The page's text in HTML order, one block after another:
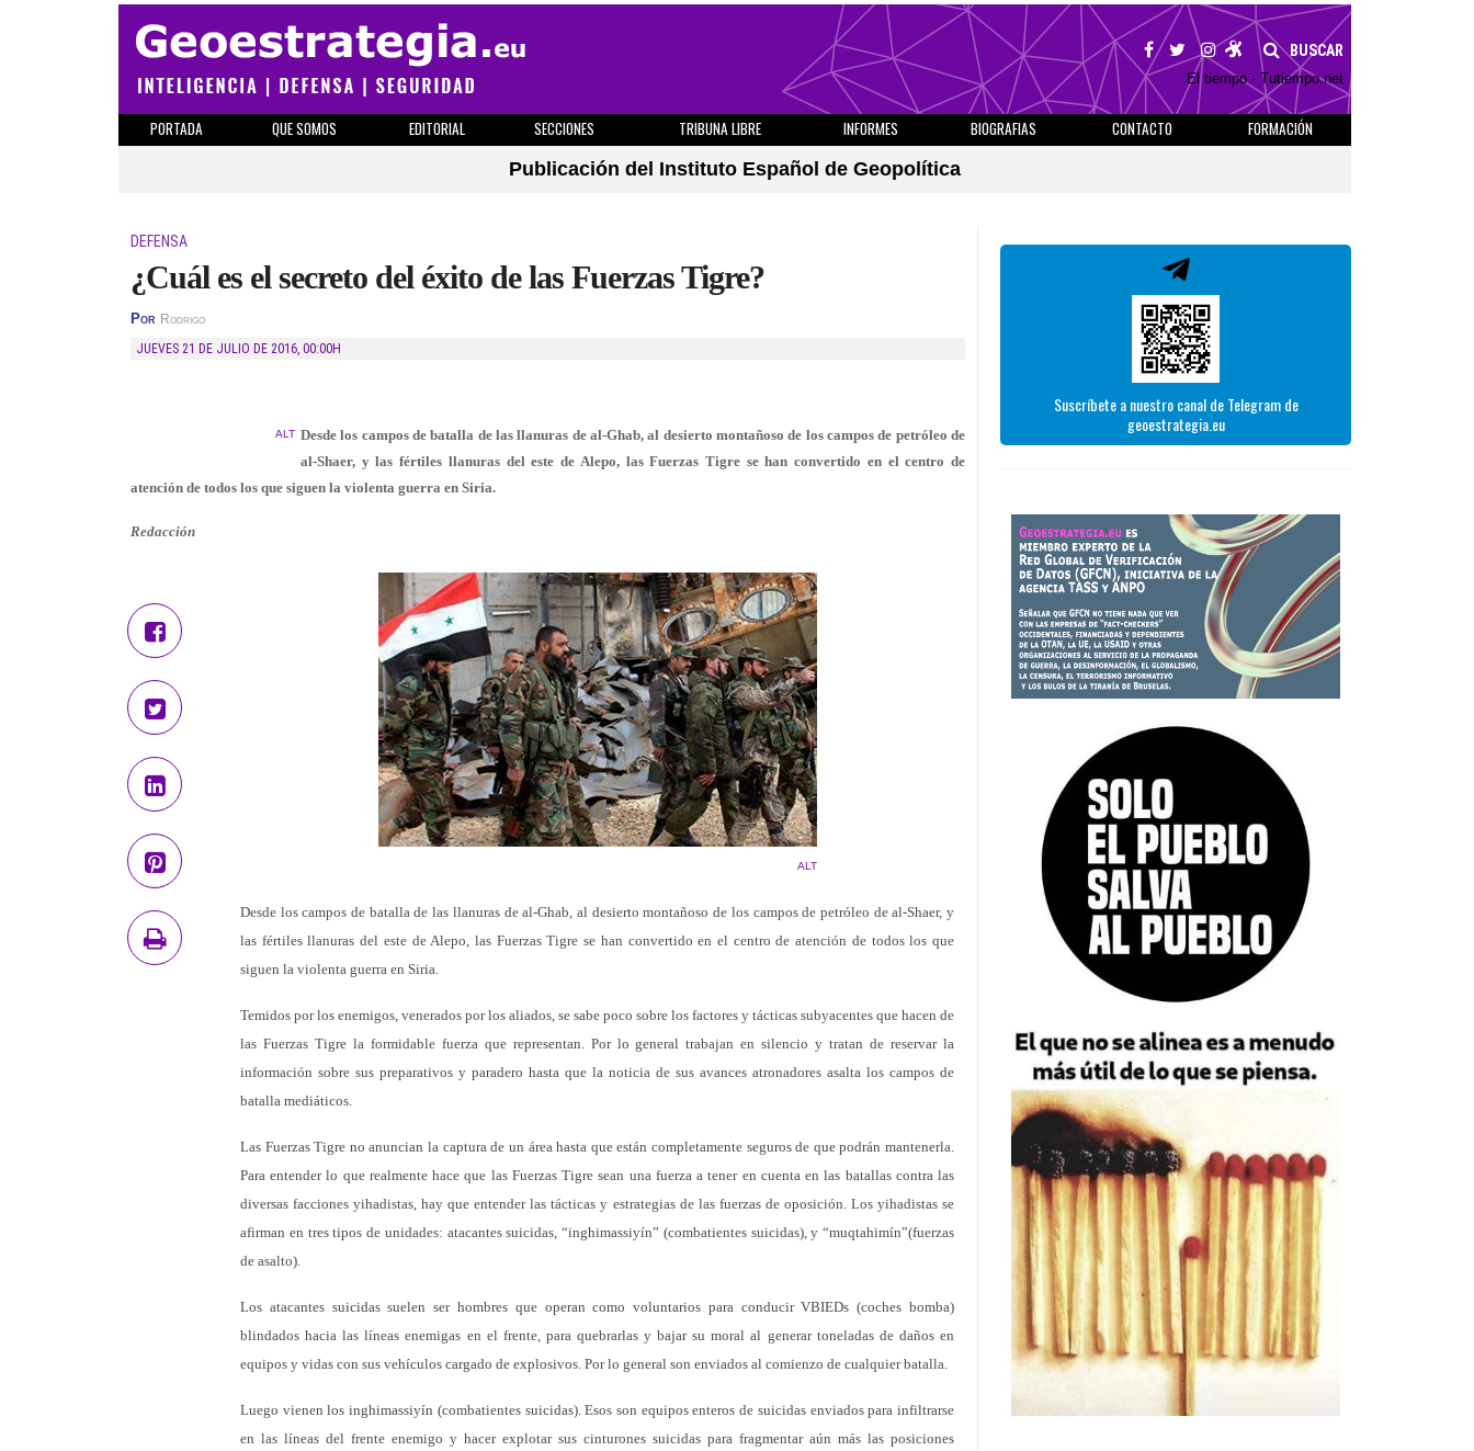
BUSCAR
El tiempo - Tutiempo.net
PORTADA QUE SOMOS EDITORIAL SECCIONES TRIBUNA LIBRE INFORMES BIOGRAFIAS CONTACTO
FORMACIÓN
Publicación del Instituto Español de Geopolítica
DEFENSA
¿Cuál es el secreto del éxito de las Fuerzas Tigre?
Por Rodrigo
JUEVES 21 DE JULIO DE 2016, 00:00H
ALT Desde los campos de batalla de las llanuras de al-Ghab, al desierto montañoso de los campos de petróleo de
al-Shaer, y las fértiles llanuras del este de Alepo, las Fuerzas Tigre se han convertido en el centro de
atención de todos los que siguen la violenta guerra en Siria.
Redacción
ALT
Desde los campos de batalla de las llanuras de al-Ghab, al desierto montañoso de los campos de petróleo de al-Shaer, y
las fértiles llanuras del este de Alepo, las Fuerzas Tigre se han convertido en el centro de atención de todos los que
siguen la violenta guerra en Siria.
Temidos por los enemigos, venerados por los aliados, se sabe poco sobre los factores y tácticas subyacentes que hacen de
las Fuerzas Tigre la formidable fuerza que representan. Por lo general trabajan en silencio y tratan de reservar la
información sobre sus preparativos y paradero hasta que la noticia de sus avances atronadores asalta los campos de
batalla mediáticos.
Las Fuerzas Tigre no anuncian la captura de un área hasta que están completamente seguros de que podrán mantenerla.
Para entender lo que realmente hace que las Fuerzas Tigre sean una fuerza a tener en cuenta en las batallas contra las
diversas facciones yihadistas, hay que entender las tácticas y estrategias de las fuerzas de oposición. Los yihadistas se
afirman en tres tipos de unidades: atacantes suicidas, “inghimassiyín” (combatientes suicidas), y “muqtahimín”(fuerzas
de asalto).
Los atacantes suicidas suelen ser hombres que operan como voluntarios para conducir VBIEDs (coches bomba)
blindados hacia las líneas enemigas en el frente, para quebrarlas y bajar su moral al generar toneladas de daños en
equipos y vidas con sus vehículos cargado de explosivos. Por lo general son enviados al comienzo de cualquier batalla.
Luego vienen los inghimassiyín (combatientes suicidas). Esos son equipos enteros de suicidas enviados para infiltrarse
en las líneas del frente enemigo y hacer explotar sus cinturones suicidas para fragmentar aún más las posiciones
Suscríbete a nuestro canal de Telegram de
geoestrategia.eu